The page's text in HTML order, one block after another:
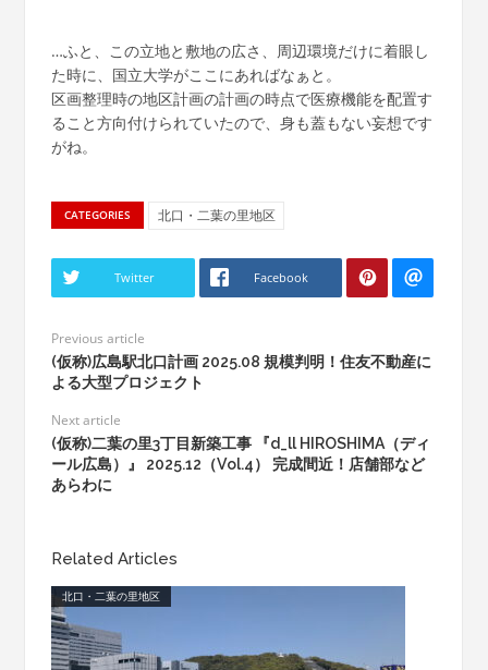
…ふと、この立地と敷地の広さ、周辺環境だけに着眼し
た時に、国立大学がここにあればなぁと。
区画整理時の地区計画の計画の時点で医療機能を配置す
ること方向付けられていたので、身も蓋もない妄想です
がね。
CATEGORIES 北口・二葉の里地区
Twitter Facebook
Previous article
(仮称)広島駅北口計画 2025.08 規模判明！住友不動産に
よる大型プロジェクト
Next article
(仮称)二葉の里3丁目新築工事 『d_ll HIROSHIMA（ディ
ール広島）』 2025.12（Vol.4） 完成間近！店舗部など
あらわに
Related Articles
北口・二葉の里地区